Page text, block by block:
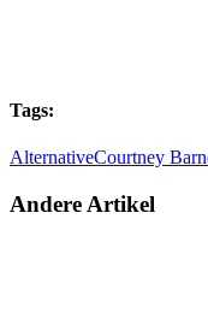
Tags:
AlternativeCourtney
Andere Artikel